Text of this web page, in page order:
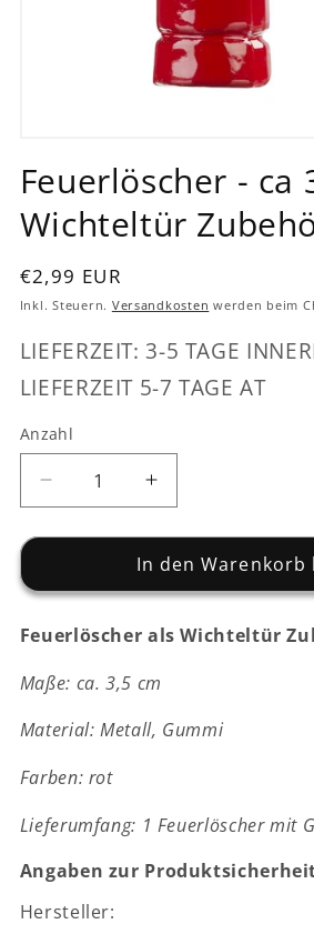
in
Modal
öffnen
Feuerlöscher - ca
Wichteltür
Normaler
Preis
€2,99 EUR
Inkl. Steuern. Versandkosten werden beim
LIEFERZEIT: 3-5 TAGE
LIEFERZEIT 5-7 TAGE AT
Anzahl
Verringere
die
Menge
Feuerlöscher
ca
cm
Wichteltür
Erhöhe
die
Menge
für
Feuerlöscher
ca
cm
Wichteltür
In den Warenkorb
Feuerlöscher als Wichteltür
Maße: ca. 3,5 cm
Material: Metall, Gummi
Farben: rot
Lieferumfang: 1 Feuerlöscher mit
Angaben zur
Hersteller: